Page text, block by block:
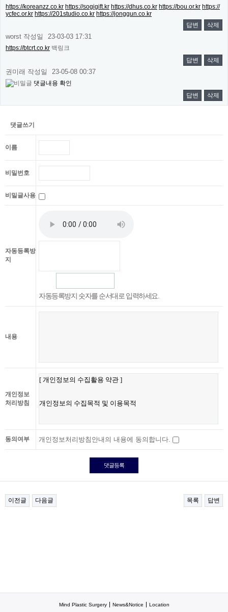
https://koreanzz.co.kr https://sogigift.kr https://dhus.co.kr https://bou.or.kr https://
ycfec.or.kr https://201studio.co.kr https://jonggun.co.kr
답변
삭제
worst 작성일 23-03-03 17:31
https://btcrt.co.kr 백링크
답변
삭제
권미래 작성일 23-05-08 00:37
댓글내용 확인
답변
삭제
댓글쓰기
이름
비밀번호
비밀글사용
자동등록방
지
자동등록방지 숫자를 순서대로 입력하세요.
내용
개인정보
처리방침
동의여부 개인정보처리방침안내의 내용에 동의합니다.
이전글 다음글 목록 답변
Mind Plastic Surgery News&Notice Location